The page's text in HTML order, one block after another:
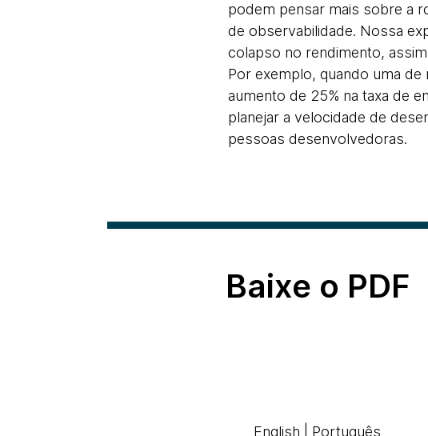
podem pensar mais sobre a
de observabilidade. Nossa
colapso no rendimento,
Por exemplo, quando uma
aumento de 25% na taxa de
planejar a velocidade de
pessoas desenvolvedoras.
Baixe o PDF
English Português